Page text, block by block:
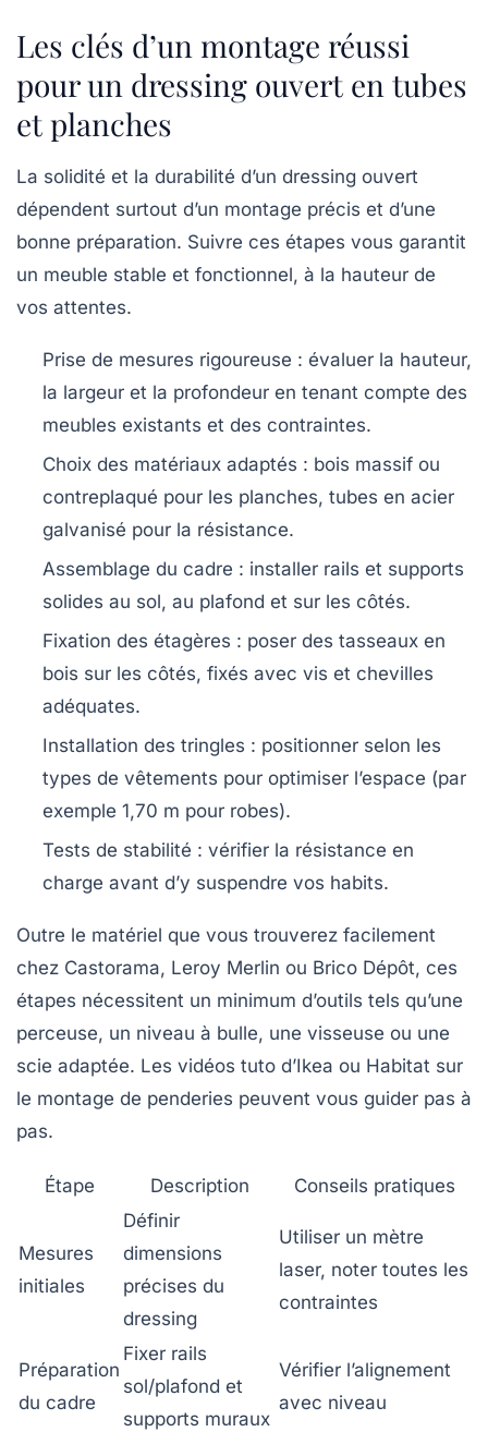
Les clés d’un montage réussi
pour un dressing ouvert en tubes
et planches
La solidité et la durabilité d’un dressing ouvert
dépendent surtout d’un montage précis et d’une
bonne préparation. Suivre ces étapes vous garantit
un meuble stable et fonctionnel, à la hauteur de
vos attentes.
Prise de mesures rigoureuse : évaluer la hauteur,
la largeur et la profondeur en tenant compte des
meubles existants et des contraintes.
Choix des matériaux adaptés : bois massif ou
contreplaqué pour les planches, tubes en acier
galvanisé pour la résistance.
Assemblage du cadre : installer rails et supports
solides au sol, au plafond et sur les côtés.
Fixation des étagères : poser des tasseaux en
bois sur les côtés, fixés avec vis et chevilles
adéquates.
Installation des tringles : positionner selon les
types de vêtements pour optimiser l’espace (par
exemple 1,70 m pour robes).
Tests de stabilité : vérifier la résistance en
charge avant d’y suspendre vos habits.
Outre le matériel que vous trouverez facilement
chez Castorama, Leroy Merlin ou Brico Dépôt, ces
étapes nécessitent un minimum d’outils tels qu’une
perceuse, un niveau à bulle, une visseuse ou une
scie adaptée. Les vidéos tuto d’Ikea ou Habitat sur
le montage de penderies peuvent vous guider pas à
pas.
Étape Description Conseils pratiques
Mesures
initiales
Définir
dimensions
précises du
dressing
Utiliser un mètre
laser, noter toutes les
contraintes
Préparation
du cadre
Fixer rails
sol/plafond et
supports muraux
Vérifier l’alignement
avec niveau